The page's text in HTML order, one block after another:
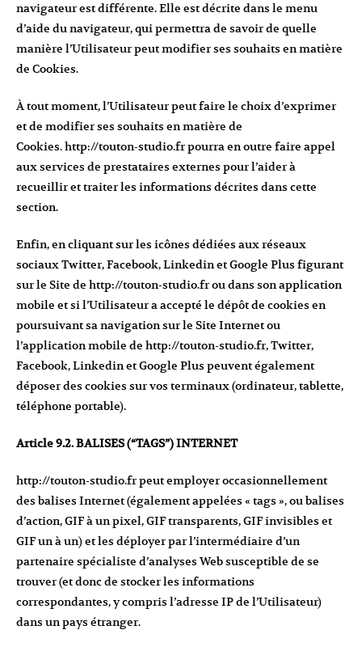
navigateur est différente. Elle est décrite dans le menu
d’aide du navigateur, qui permettra de savoir de quelle
manière l’Utilisateur peut modifier ses souhaits en matière
de Cookies.
À tout moment, l’Utilisateur peut faire le choix d’exprimer
et de modifier ses souhaits en matière de
Cookies.http://touton-studio.frpourra en outre faire appel
aux services de prestataires externes pour l’aider à
recueillir et traiter les informations décrites dans cette
section.
Enfin, en cliquant sur les icônes dédiées aux réseaux
sociaux Twitter, Facebook, Linkedin et Google Plus figurant
sur le Site de http://touton-studio.frou dans son application
mobile et si l’Utilisateur a accepté le dépôt de cookies en
poursuivant sa navigation sur le Site Internet ou
l’application mobile de http://touton-studio.fr, Twitter,
Facebook, Linkedin et Google Plus peuvent également
déposer des cookies sur vos terminaux (ordinateur, tablette,
téléphone portable).
Article 9.2. BALISES (“TAGS”) INTERNET
http://touton-studio.frpeut employer occasionnellement
des balises Internet (également appelées « tags », ou balises
d’action, GIF à un pixel, GIF transparents, GIF invisibles et
GIF un à un) et les déployer par l’intermédiaire d’un
partenaire spécialiste d’analyses Web susceptible de se
trouver (et donc de stocker les informations
correspondantes, y compris l’adresse IP de l’Utilisateur)
dans un pays étranger.